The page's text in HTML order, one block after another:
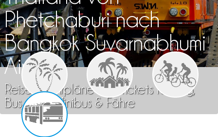
Phetchaburi nach
Bangkok Suvarnabhumi
Airport
Reisen, Fahrpläne und Tickets für Zug,
Bus, Flug, Minibus & Fähre